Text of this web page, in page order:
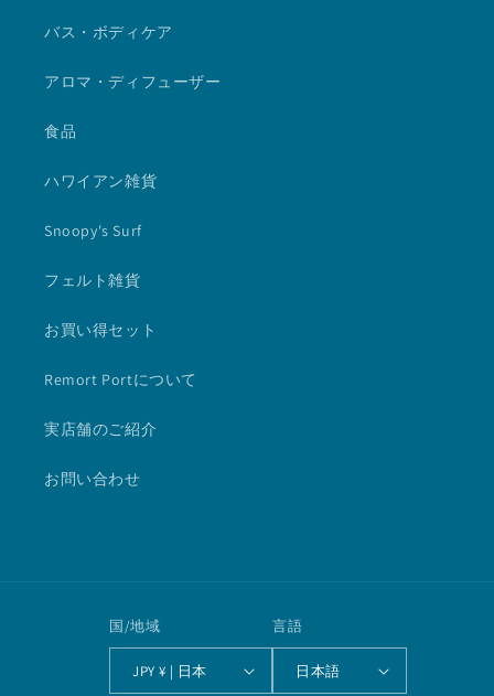
バス・ボディケア
アロマ・ディフューザー
食品
ハワイアン雑貨
Snoopy's Surf
フェルト雑貨
お買い得セット
Remort Portについて
実店舗のご紹介
お問い合わせ
国/地域
JPY ¥ | 日本
言語
日本語